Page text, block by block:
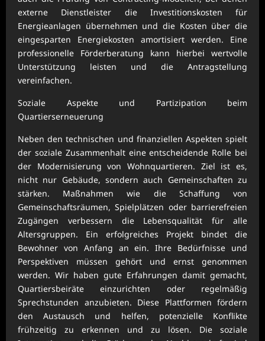
externe Dienstleister die Investitionskosten für
Energieanlagen übernehmen und die Kosten über die
eingesparten Energiekosten amortisiert werden. Eine
professionelle Förderberatung kann hierbei wertvolle
Unterstützung leisten und die Antragstellung
vereinfachen.
Soziale Aspekte und Partizipation beim
Quartierserneuerung
Neben den technischen und finanziellen Aspekten spielt
der soziale Zusammenhalt eine entscheidende Rolle bei
der Modernisierung von Wohnquartieren. Ziel ist es,
nicht nur Gebäude, sondern auch Gemeinschaften zu
stärken. Maßnahmen wie die Schaffung von
Gemeinschaftsräumen, Spielplätzen oder barrierefreien
Zugängen verbessern die Lebensqualität für alle
Altersgruppen. Ein erfolgreiches Projekt bindet die
Bewohner von Anfang an ein. Ihre Bedürfnisse und
Perspektiven müssen gehört und ernst genommen
werden. Wir haben gute Erfahrungen damit gemacht,
Quartiersbeiräte einzurichten oder regelmäßig
Sprechstunden anzubieten. Diese Plattformen fördern
den Austausch und helfen, potenzielle Konflikte
frühzeitig zu erkennen und zu lösen. Die soziale